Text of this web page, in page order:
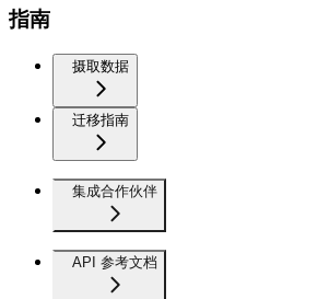
指南
摄取数据
迁移指南
集成合作伙伴
API 参考文档